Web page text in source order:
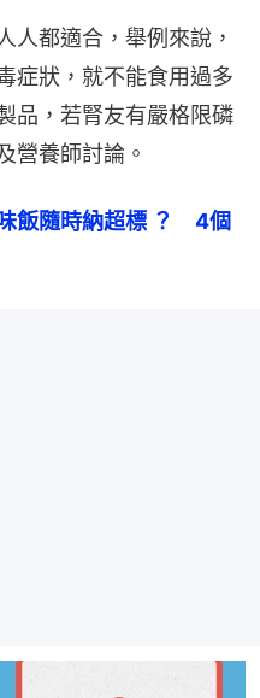
人都適合，舉例來說，
症狀，就不能食用過多
品，若腎友有嚴格限磷
營養師討論。
飯隨時納超標 ？　4個